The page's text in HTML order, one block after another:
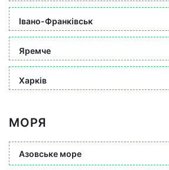
Івано-Франківськ
Яремче
Харків
МОРЯ
Азовське море